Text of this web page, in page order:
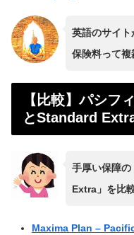
英語のサイ
保険料って複
【比較】パシフ
とStandard
手厚い保障
Extra」を比
Maxima Plan –